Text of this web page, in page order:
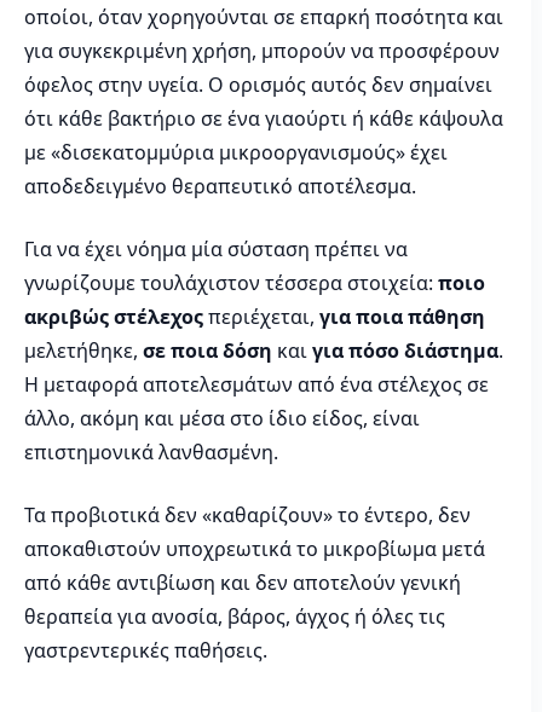
οποίοι, όταν χορηγούνται σε επαρκή ποσότητα και
για συγκεκριμένη χρήση, μπορούν να προσφέρουν
όφελος στην υγεία. Ο ορισμός αυτός δεν σημαίνει
ότι κάθε βακτήριο σε ένα γιαούρτι ή κάθε κάψουλα
με «δισεκατομμύρια μικροοργανισμούς» έχει
αποδεδειγμένο θεραπευτικό αποτέλεσμα.
Για να έχει νόημα μία σύσταση πρέπει να
γνωρίζουμε τουλάχιστον τέσσερα στοιχεία: ποιο
ακριβώς στέλεχοςπεριέχεται, για ποια πάθηση
μελετήθηκε, σε ποια δόση καιγια πόσο διάστημα.
Η μεταφορά αποτελεσμάτων από ένα στέλεχος σε
άλλο, ακόμη και μέσα στο ίδιο είδος, είναι
επιστημονικά λανθασμένη.
Τα προβιοτικά δεν «καθαρίζουν» το έντερο, δεν
αποκαθιστούν υποχρεωτικά το μικροβίωμα μετά
από κάθε αντιβίωση και δεν αποτελούν γενική
θεραπεία για ανοσία, βάρος, άγχος ή όλες τις
γαστρεντερικές παθήσεις.